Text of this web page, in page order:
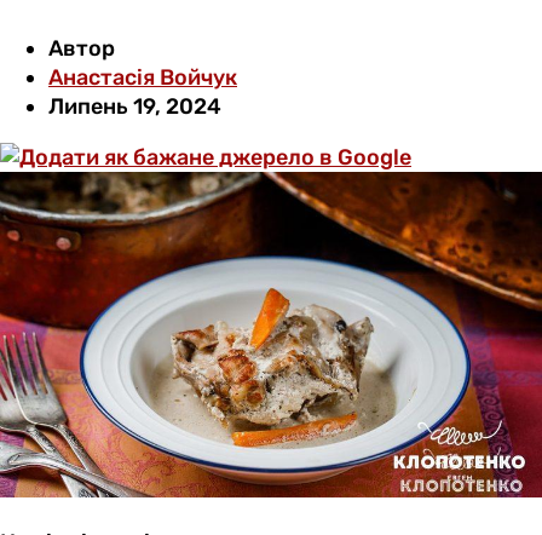
Автор
Анастасія Войчук
Липень 19, 2024